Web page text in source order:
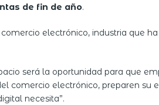
de fin de año.
electrónico, industria que
será la oportunidad para que
comercio electrónico, preparen
necesita”.